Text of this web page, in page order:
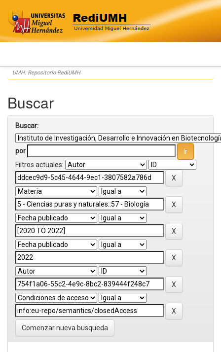
Skip
navigation
UMH: Repositorio RediUMH
Buscar
Buscar:
por
Filtros actuales:
Comenzar nueva busqueda